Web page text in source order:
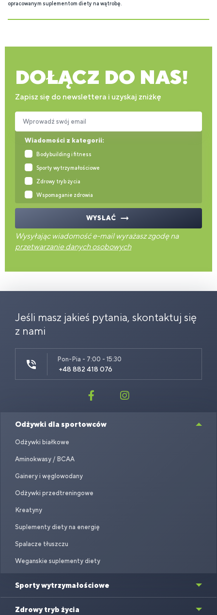
opracowanym suplementom diety na wątrobę.
DOŁĄCZ DO NAS!
Zapisz się do newslettera i uzyskaj zniżkę
Wiadomości z kategorii:
Bodybuilding i fitness
Sporty wytrzymałościowe
Zdrowy tryb życia
Wspomaganie zdrowia
Wprowadź swój email
WYSŁAĆ
Wysyłając wiadomość e-mail wyrażasz zgodę na
przetwarzanie danych osobowych
Jeśli masz jakieś pytania, skontaktuj się
z nami
Pon-Pia - 7:00 - 15:30
+48 882 418 076
Odżywki dla sportowców
Odżywki białkowe
Aminokwasy / BCAA
Gainery i węglowodany
Odżywki przedtreningowe
Kreatyny
Suplementy diety na energię
Spalacze tłuszczu
Weganskie suplementy diety
Sporty wytrzymałościowe
Zdrowy tryb życia